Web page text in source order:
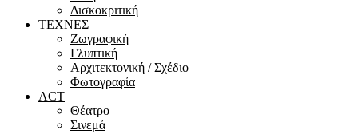
Δισκοκριτική
ΤΕΧΝΕΣ
Ζωγραφική
Γλυπτική
Αρχιτεκτονική / Σχέδιο
Φωτογραφία
ACT
Θέατρο
Σινεμά